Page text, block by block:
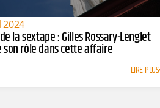
2024
la sextape : Gilles Rossary-Lenglet
son rôle dans cette affaire
LIRE PLUS